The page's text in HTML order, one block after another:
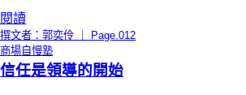
閱讀
撰文者：郭奕伶 ｜ Page.012
商場自慢塾
信任是領導的開始